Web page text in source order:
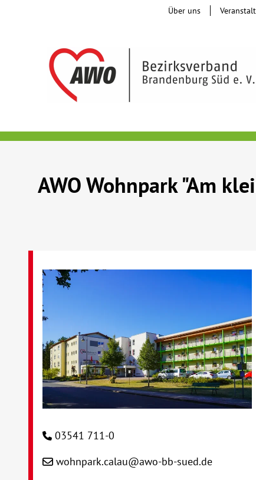
Über uns
AWO Wohnpark "Am
03541 711-0
wohnpark.calau@awo-bb-sued.de